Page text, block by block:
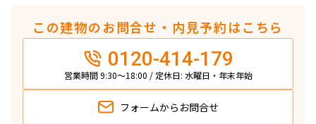
この建物のお問合せ・内見予約はこちら
0120-414-179
営業時間 9:30～18:00 / 定休日: 水曜日・年末年始
フォームから お問合せ